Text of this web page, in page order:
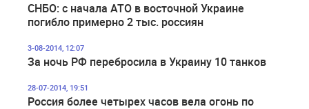
СНБО: с начала АТО в восточной Украине
погибло примерно 2 тыс. россиян
3-08-2014, 12:07
За ночь РФ перебросила в Украину 10 танков
28-07-2014, 19:51
Россия более четырех часов вела огонь по